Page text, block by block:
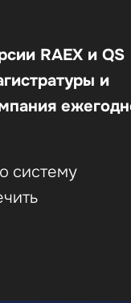
RAEX и QS
и
систему